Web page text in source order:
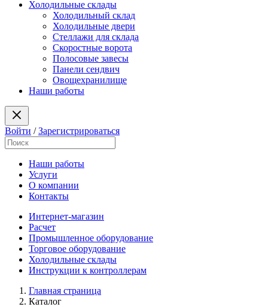
Холодильные склады
Холодильный склад
Холодильные двери
Стеллажи для склада
Скоростные ворота
Полосовые завесы
Панели сендвич
Овощехранилище
Наши работы
Войти /Зарегистрироваться
Наши работы
Услуги
О компании
Контакты
Интернет-магазин
Расчет
Промышленное оборудование
Торговое оборудование
Холодильные склады
Инструкции к контроллерам
Главная страница
Каталог